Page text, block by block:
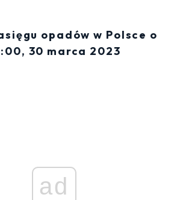
opadów w Polsce o
30 marca 2023
ad